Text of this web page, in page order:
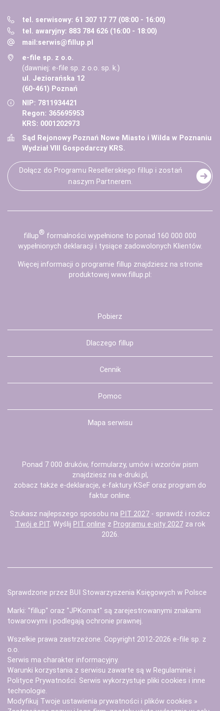
tel. serwisowy: 61 307 17 77 (08:00 - 16:00)
tel. awaryjny: 883 784 626 (16:00 - 18:00)
mail:serwis@fillup.pl
e-file sp. z o.o.
(dawniej: e-file sp. z o.o. sp. k.)
ul. Jeziorańska 12
(60-461) Poznań
NIP: 7811934421
Regon: 365695953
KRS: 0001202973
Sąd Rejonowy Poznań Nowe Miasto i Wilda w Poznaniu
Wydział VIII Gospodarczy KRS.
Dołącz do Programu Resellerskiego fillup i zostań
naszym Partnerem.
fillup® formalności wypełnione to ponad 160 000 000
wypełnionych deklaracji i tysiące zadowolonych Klientów.
Więcej informacji o programie fillup znajdziesz na stronie
produktowej www.fillup.pl:
Pobierz
Dlaczego fillup
Cennik
Pomoc
Mapa serwisu
Ponad 7 000 druków, formularzy, umów i wzorów pism
znajdziesz na e-druki.pl,
zobacz także e-deklaracje, e-faktury KSeF oraz program do
faktur online.
Szukasz najlepszego sposobu na PIT 2027 - sprawdź i rozlicz
Twój e PIT. Wyślij PIT online z Programu e-pity 2027za rok
2026.
Sprawdzone przez BUI Stowarzyszenia Księgowych w Polsce
Marki: "fillup" oraz "JPKomat" są zarejestrowanymi znakami
towarowymi i podlegają ochronie prawnej.
Wszelkie prawa zastrzeżone. Copyright 2012-2026 e-file sp. z
o.o.
Serwis ma charakter informacyjny.
Warunki korzystania z serwisu zawarte są w Regulaminie i
Polityce Prywatności. Serwis wykorzystuje pliki cookies i inne
technologie.
Modyfikuj Twoje ustawienia prywatności i plików cookies »